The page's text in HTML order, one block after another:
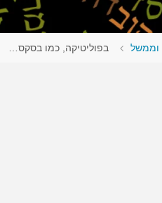
וממשל בפוליטיקה, כמו בסקס…